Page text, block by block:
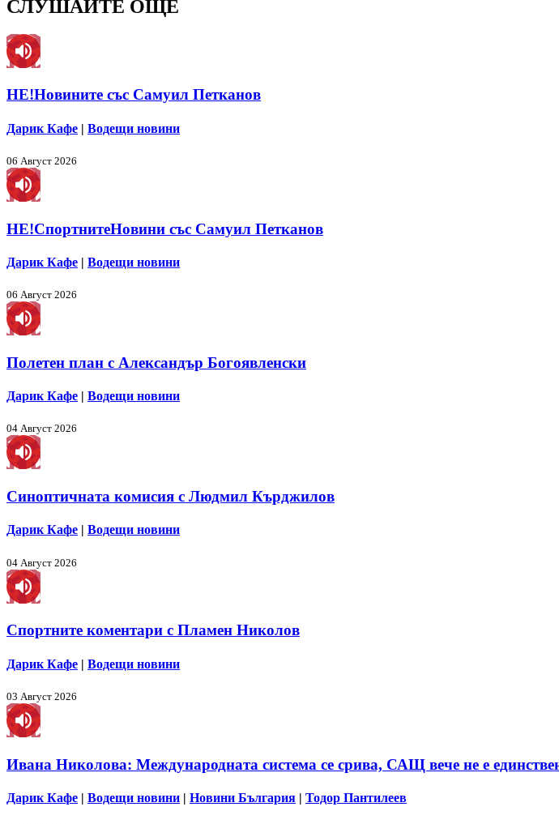
СЛУШАЙТЕ ОЩЕ
НЕ!Новините със Самуил Петканов
Дарик Кафе | Водещи новини
06 Август 2026
НЕ!СпортнитеНовини със Самуил Петканов
Дарик Кафе | Водещи новини
06 Август 2026
Полетен план с Александър Богоявленски
Дарик Кафе | Водещи новини
04 Август 2026
Синоптичната комисия с Людмил Кърджилов
Дарик Кафе | Водещи новини
04 Август 2026
Спортните коментари с Пламен Николов
Дарик Кафе | Водещи новини
03 Август 2026
Ивана Николова: Международната система се срива, САЩ вече не е
Дарик Кафе | Водещи новини | Новини България | Тодор Пантилеев